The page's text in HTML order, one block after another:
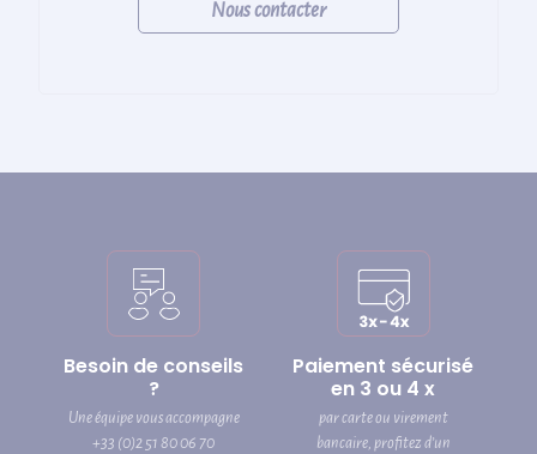
Nous contacter
Besoin de conseils
?
Une équipe vous accompagne
+33 (0)2 51 80 06 70
Paiement sécurisé
en 3 ou 4 x
par carte ou virement
bancaire, profitez d’un